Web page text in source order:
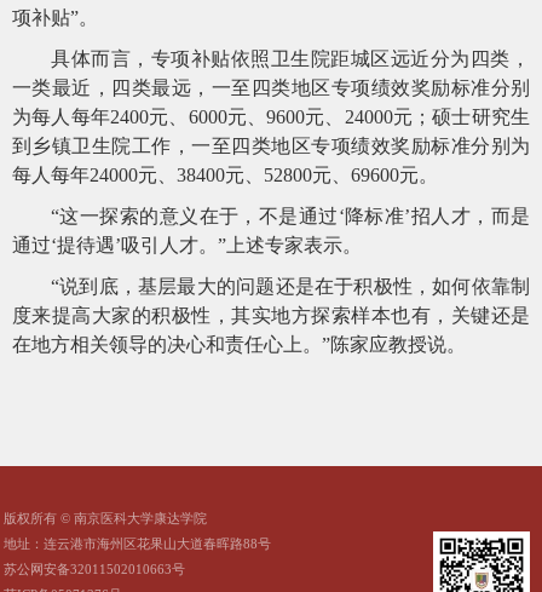
项补贴”。
具体而言，专项补贴依照卫生院距城区远近分为四类，
一类最近，四类最远，一至四类地区专项绩效奖励标准分别
为每人每年2400元、6000元、9600元、24000元；硕士研究生
到乡镇卫生院工作，一至四类地区专项绩效奖励标准分别为
每人每年24000元、38400元、52800元、69600元。
“这一探索的意义在于，不是通过‘降标准’招人才，而是
通过‘提待遇’吸引人才。”上述专家表示。
“说到底，基层最大的问题还是在于积极性，如何依靠制
度来提高大家的积极性，其实地方探索样本也有，关键还是
在地方相关领导的决心和责任心上。”陈家应教授说。
版权所有 © 南京医科大学康达学院
地址：连云港市海州区花果山大道春晖路88号
苏公网安备32011502010663号